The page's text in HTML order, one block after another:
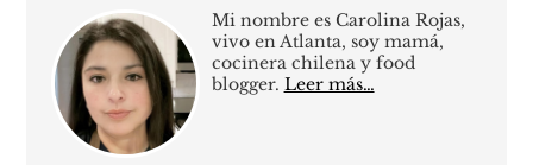
Mi nombre es Carolina Rojas,
vivo en Atlanta, soy mamá,
cocinera chilena y food
blogger. Leer más…